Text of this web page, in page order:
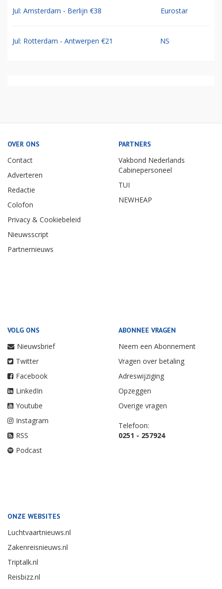
Jul: Amsterdam - Berlijn €38 Eurostar
Jul: Rotterdam - Antwerpen €21 NS
OVER ONS
Contact
Adverteren
Redactie
Colofon
Privacy & Cookiebeleid
Nieuwsscript
Partnernieuws
PARTNERS
Vakbond Nederlands
Cabinepersoneel
TUI
NEWHEAP
VOLG ONS
Nieuwsbrief
Twitter
Facebook
LinkedIn
Youtube
Instagram
RSS
Podcast
ABONNEE VRAGEN
Neem een Abonnement
Vragen over betaling
Adreswijziging
Opzeggen
Overige vragen
Telefoon:
0251 - 257924
ONZE WEBSITES
Luchtvaartnieuws.nl
Zakenreisnieuws.nl
Triptalk.nl
Reisbizz.nl